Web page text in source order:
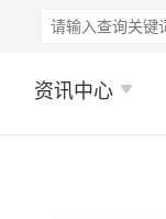
资讯中心